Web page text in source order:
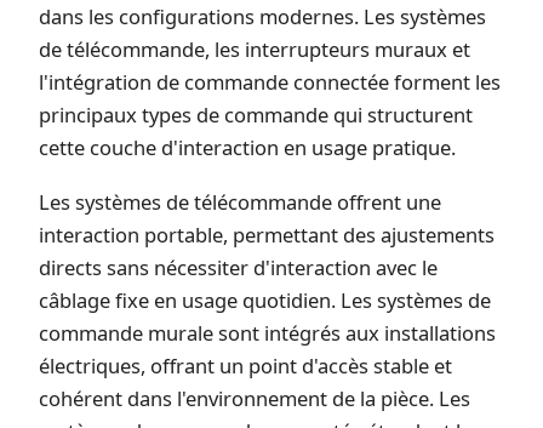
dans les configurations modernes. Les systèmes
de télécommande, les interrupteurs muraux et
l'intégration de commande connectée forment les
principaux types de commande qui structurent
cette couche d'interaction en usage pratique.
Les systèmes de télécommande offrent une
interaction portable, permettant des ajustements
directs sans nécessiter d'interaction avec le
câblage fixe en usage quotidien. Les systèmes de
commande murale sont intégrés aux installations
électriques, offrant un point d'accès stable et
cohérent dans l'environnement de la pièce. Les